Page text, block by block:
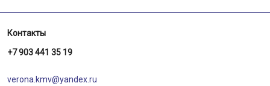
Контакты
+7 903 441 35 19
verona.kmv@yandex.ru